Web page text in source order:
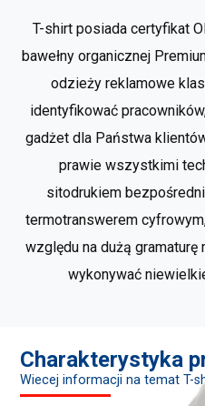
T-shirt posiada certyfikat
bawełny organicznej
odzieży reklamowe
identyfikować
gadżet dla Państwa
prawie wszystkimi
sitodrukiem
termotranswerem
względu na dużą
wykonywać
Charakterystyka
Wiecej informacji na temat T-